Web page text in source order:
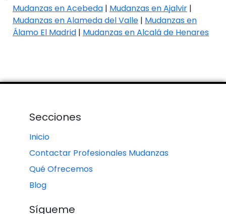
Mudanzas en Acebeda | Mudanzas en Ajalvir |
Mudanzas en Alameda del Valle | Mudanzas en
Álamo El Madrid | Mudanzas en Alcalá de Henares
Secciones
Inicio
Contactar Profesionales Mudanzas
Qué Ofrecemos
Blog
Sígueme